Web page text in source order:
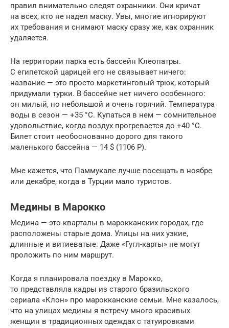
правил внимательно следят охранники. Они кричат
на всех, кто не надел маску. Увы, многие игнорируют
их требования и снимают маску сразу же, как охранник
удаляется.
На территории парка есть бассейн Клеопатры.
С египетской царицей его не связывает ничего:
название — это просто маркетинговый трюк, который
придумали турки. В бассейне нет ничего особенного:
он милый, но небольшой и очень горячий. Температура
воды в сезон — +35 °С. Купаться в нем — сомнительное
удовольствие, когда воздух прогревается до +40 °С.
Билет стоит необоснованно дорого для такого
маленького бассейна — 14 $ (1106 Р).
Мне кажется, что Паммукале лучше посещать в ноябре
или декабре, когда в Турции мало туристов.
Медины в Марокко
Медина — это кварталы в марокканских городах, где
расположены старые дома. Улицы на них узкие,
длинные и витиеватые. Даже «Гугл-карты» не могут
проложить по ним маршрут.
Когда я планировала поездку в Марокко,
то представляла кадры из старого бразильского
сериала «Клон» про марокканские семьи. Мне казалось,
что на улицах медины я встречу много красивых
женщин в традиционных одеждах с татуировками